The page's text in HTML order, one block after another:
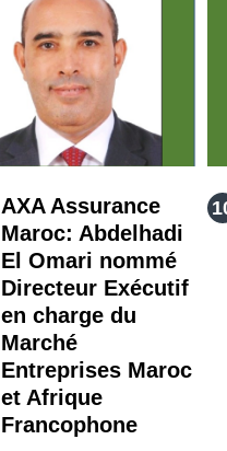
AXA Assurance
Maroc: Abdelhadi
El Omari nommé
Directeur Exécutif
en charge du
Marché
Entreprises Maroc
et Afrique
Francophone